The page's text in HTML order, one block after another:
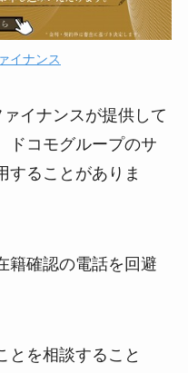
イナンス
イナンスが提供して
ドコモグループのサ
することがありま
籍確認の電話を回避
とを相談すること